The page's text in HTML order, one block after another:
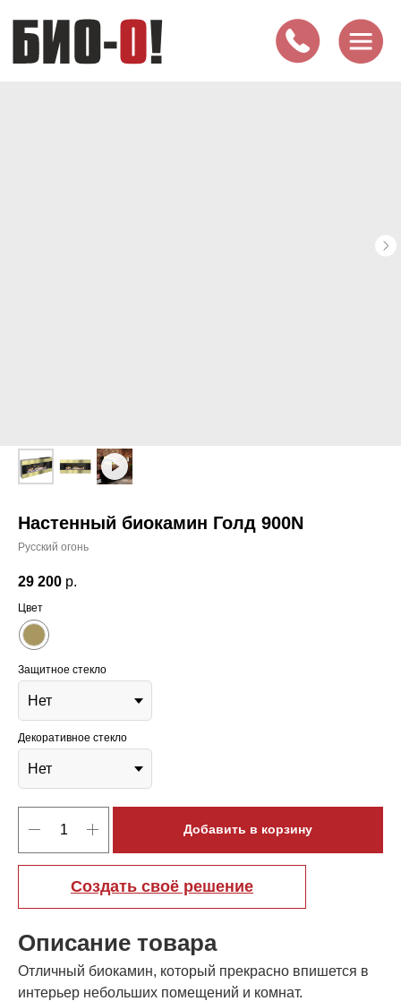
Настенный биокамин Голд 900N
Русский огонь
29 200 р.
Цвет
Защитное стекло
Декоративное стекло
Добавить в корзину
Создать своё решение
Описание товара
Отличный биокамин, который прекрасно впишется в
интерьер небольших помещений и комнат.